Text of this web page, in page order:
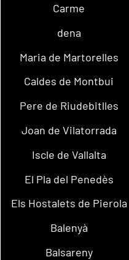
Carme
dena
Maria de Martorelles
Caldes de Montbui
Pere de Riudebitlles
Joan de Vilatorrada
Iscle de Vallalta
El Pla del Penedès
Els Hostalets de Pierola
Balenyà
Balsareny